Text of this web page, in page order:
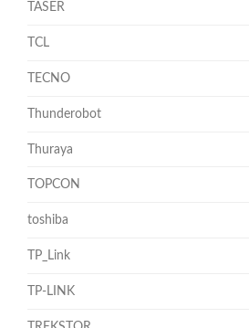
TASER
TCL
TECNO
Thunderobot
Thuraya
TOPCON
toshiba
TP_Link
TP-LINK